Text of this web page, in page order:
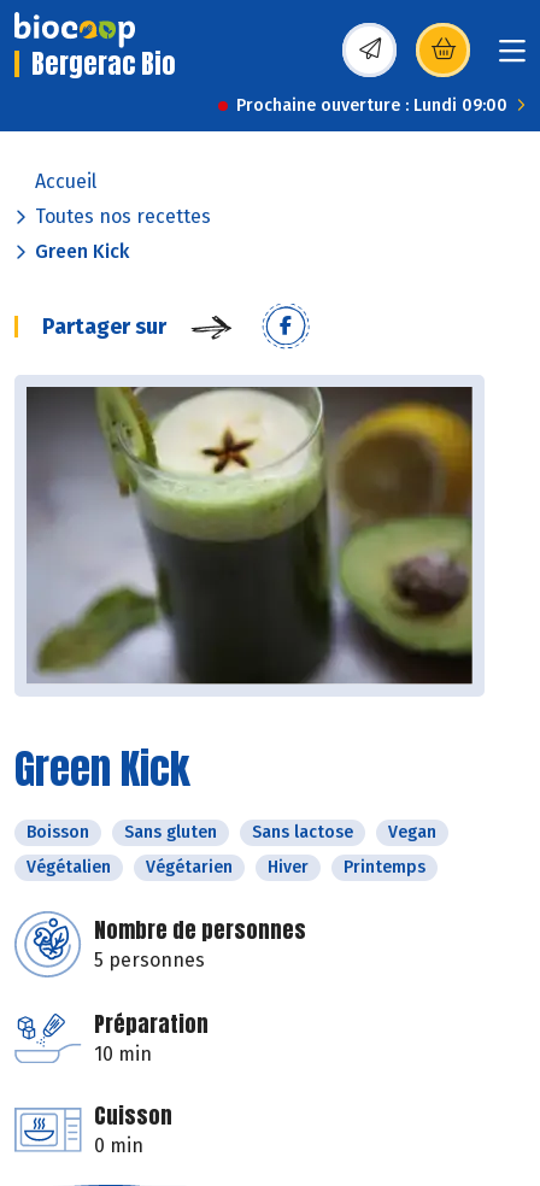
Bergerac Bio (s’ouvre dans une
Prochaine ouverture : Lundi 09:00
Accueil
Toutes nos recettes
Green Kick
Partager sur
Green Kick
Boisson Sans gluten Sans lactose
Vegan
Végétalien
Végétarien Hiver Printemps
Nombre de personnes
5 personnes
Préparation
10 min
Cuisson
0 min